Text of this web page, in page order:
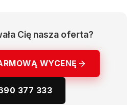
Cię nasza oferta?
WYCENĘ
377 333